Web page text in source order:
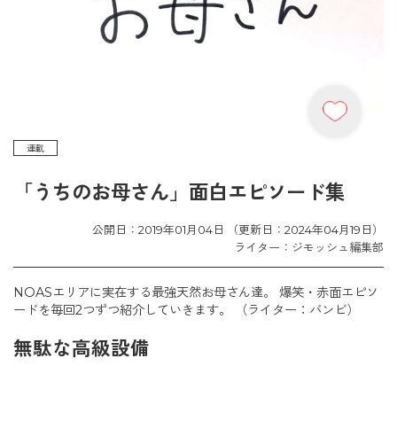
連載
「うちのお母さん」面白エピソード集
公開日：2019年01月04日 （更新日：2024年04月19日）
ライター：ジモッシュ編集部
NOASエリアに実在する最強天然お母さん達。 爆笑・赤面エピソ
ードを毎回2つずつ紹介していきます。 （ライター：バンビ）
無駄な高級設備